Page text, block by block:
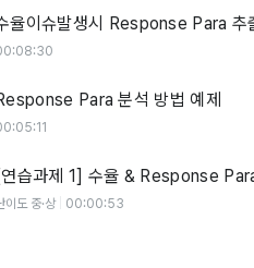
율이슈발생시 Response Para 추
Para 분석 방법 예제
습과제 1] 수율 & Response
이도 중·상 00:00:53